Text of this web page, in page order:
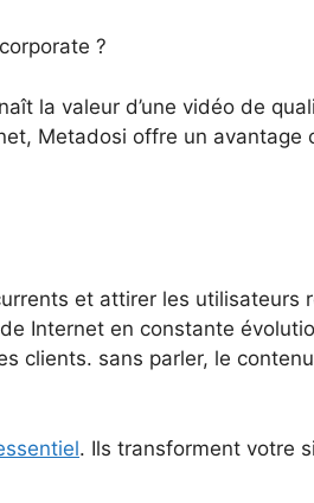
?
la valeur d’une vidéo de
Metadosi offre un
et attirer les utilisateurs
Internet en constante
clients. sans parler, le
. Ils transforment votre